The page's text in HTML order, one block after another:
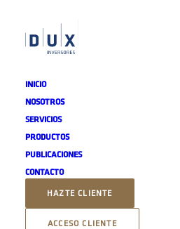
INICIO
NOSOTROS
SERVICIOS
PRODUCTOS
PUBLICACIONES
CONTACTO
HAZTE CLIENTE
ACCESO CLIENTE
DUX